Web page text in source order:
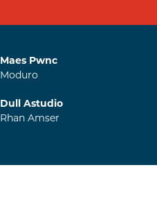
Maes Pwnc
Moduro
Dull Astudio
Rhan Amser